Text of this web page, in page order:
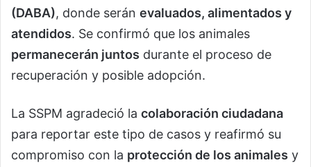
(DABA), donde serán evaluados, alimentados y
atendidos. Se confirmó que los animales
permanecerán juntos durante el proceso de
recuperación y posible adopción.
La SSPM agradeció la colaboración ciudadana
para reportar este tipo de casos y reafirmó su
compromiso con la protección de los animales y